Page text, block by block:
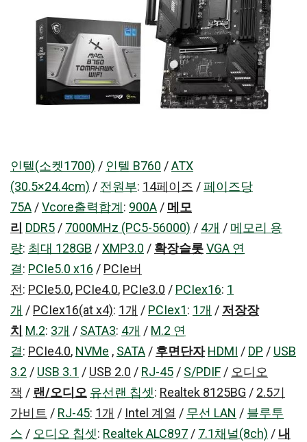
인텔(소켓1700) / 인텔 B760 /ATX
(30.5×24.4cm) / 전원부: 14페이즈 /페이즈당
75A /Vcore출력합계: 900A / 메모
리 DDR5 / 7000MHz (PC5-56000) / 4개 / 메모리 용
량: 최대 128GB /XMP3.0 / 확장슬롯VGA 연
결: PCIe5.0 x16 / PCIe버
전: PCIe5.0, PCIe4.0, PCIe3.0 / PCIex16: 1
개 / PCIex16(at x4): 1개 / PCIex1: 1개 / 저장장
치 M.2: 3개 / SATA3: 4개 / M.2 연
결: PCIe4.0, NVMe , SATA / 후면단자 HDMI / DP / USB
3.2 / USB 3.1 / USB 2.0 / RJ-45 / S/PDIF / 오디오
잭 / 랜/오디오 유선랜 칩셋: Realtek 8125BG / 2.5기
가비트 / RJ-45: 1개 / Intel 계열 / 무선 LAN / 블루투
스 / 오디오 칩셋: Realtek ALC897 / 7.1채널(8ch) / 내